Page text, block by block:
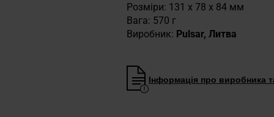
Розміри: 131 x 78 x 84 мм
Вага: 570 г
Виробник: Pulsar, Литва
Інформація про виробника